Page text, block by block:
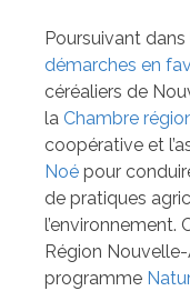
Poursuivant
démarches en
céréaliers de
la Chambre
coopérative et
Noé pour
de pratiques
l’environnement.
Région
programme